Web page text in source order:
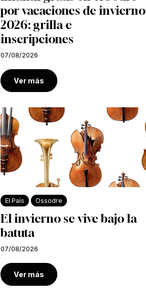
por vacaciones de invierno
2026: grilla e
inscripciones
07/08/2026
Ver más
El País Ossodre
El invierno se vive bajo la
batuta
07/08/2026
Ver más